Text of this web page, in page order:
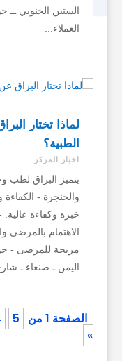
الستين الجنوبي ــ
العملاء...
لماذا تختار
الطبية؟
اخبار المركز
يتميز البراق لطب
والحنجرة -
خبرة وكفاءة
الاهتمام بالمرضى
مريحة للمرضى -
اليمن ـ صنعاء ـ
الصفحة 1 من 6 5
»